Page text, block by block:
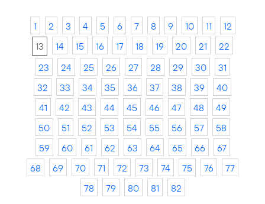
1 2 3 4 5 6 7 8 9 10 11
12
13
14 15 16 17 18 19 20 21
22
23
24 25 26 27 28 29 30
31
32
33 34 35 36 37 38 39
40
41
42 43 44 45 46 47 48
49
50
51 52 53 54 55 56 57
58
59
60 61 62 63 64 65 66
67
68
69 70 71 72 73 74 75 76
77
78
79 80 81 82